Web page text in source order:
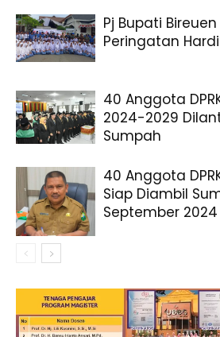
Pj Bupati
Peringatan
40 Anggota
2024-2029
Sumpah
40 Anggota
Siap Diambil
September 2024